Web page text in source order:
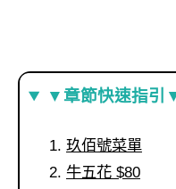
▼章節快速指引
玖佰號菜單
牛五花 $80